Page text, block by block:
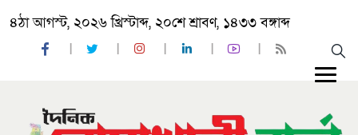
৪ঠা আগস্ট, ২০২৬ খ্রিস্টাব্দ, ২০শে শ্রাবণ, ১৪৩৩ বঙ্গাব্দ